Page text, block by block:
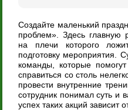
Создайте маленький
проблем». Здесь главную
на плечи которого
подготовку мероприятия.
команды, которые
справиться со столь
провести внутренние
сотрудник понимал суть и
успех таких акций зависит